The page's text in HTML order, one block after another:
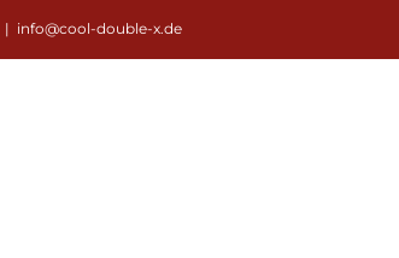
| info@cool-double-x.de